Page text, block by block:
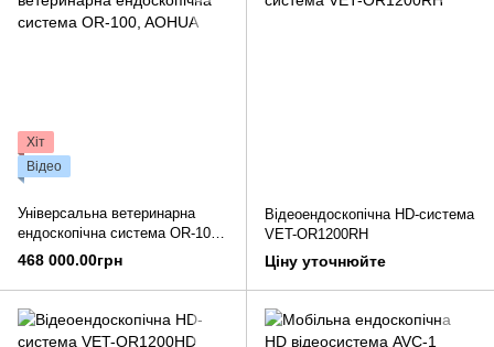
Хіт
Відео
Універсальна ветеринарна
ендоскопічна система OR-100,
AOHUA
468 000.00грн
Відеоендоскопічна HD-система
VET-OR1200RH
Ціну уточнюйте